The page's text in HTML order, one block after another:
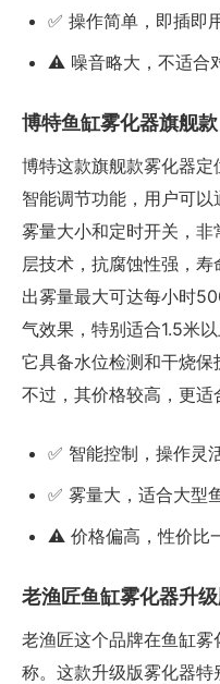
✅ 操作简单，即插即
⚠️ 噪音略大，不适合
博特鱼缸雾化器旗舰款
博特这款旗舰款雾化器
智能调节功能，用户可
雾量大小和定时开关，
层技术，抗腐蚀性强，寿
出雾量最大可达每小时
气效果，特别适合1.5米
它具备水位检测和干烧保
不过，其价格较高，更适
✅ 智能控制，操作灵
✅ 雾量大，适合大型
⚠️ 价格偏高，性价比
老渔匠鱼缸雾化器升
老渔匠这个品牌在鱼缸
称。这款升级版雾化器